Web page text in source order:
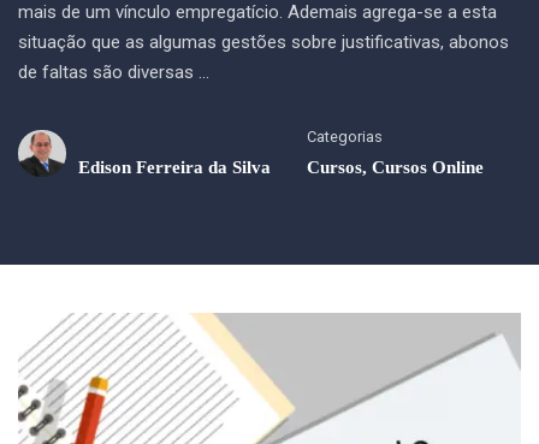
mais de um vínculo empregatício. Ademais agrega-se a esta
situação que as algumas gestões sobre justificativas, abonos
de faltas são diversas …
Edison Ferreira da Silva
Categorias
Cursos, Cursos Online